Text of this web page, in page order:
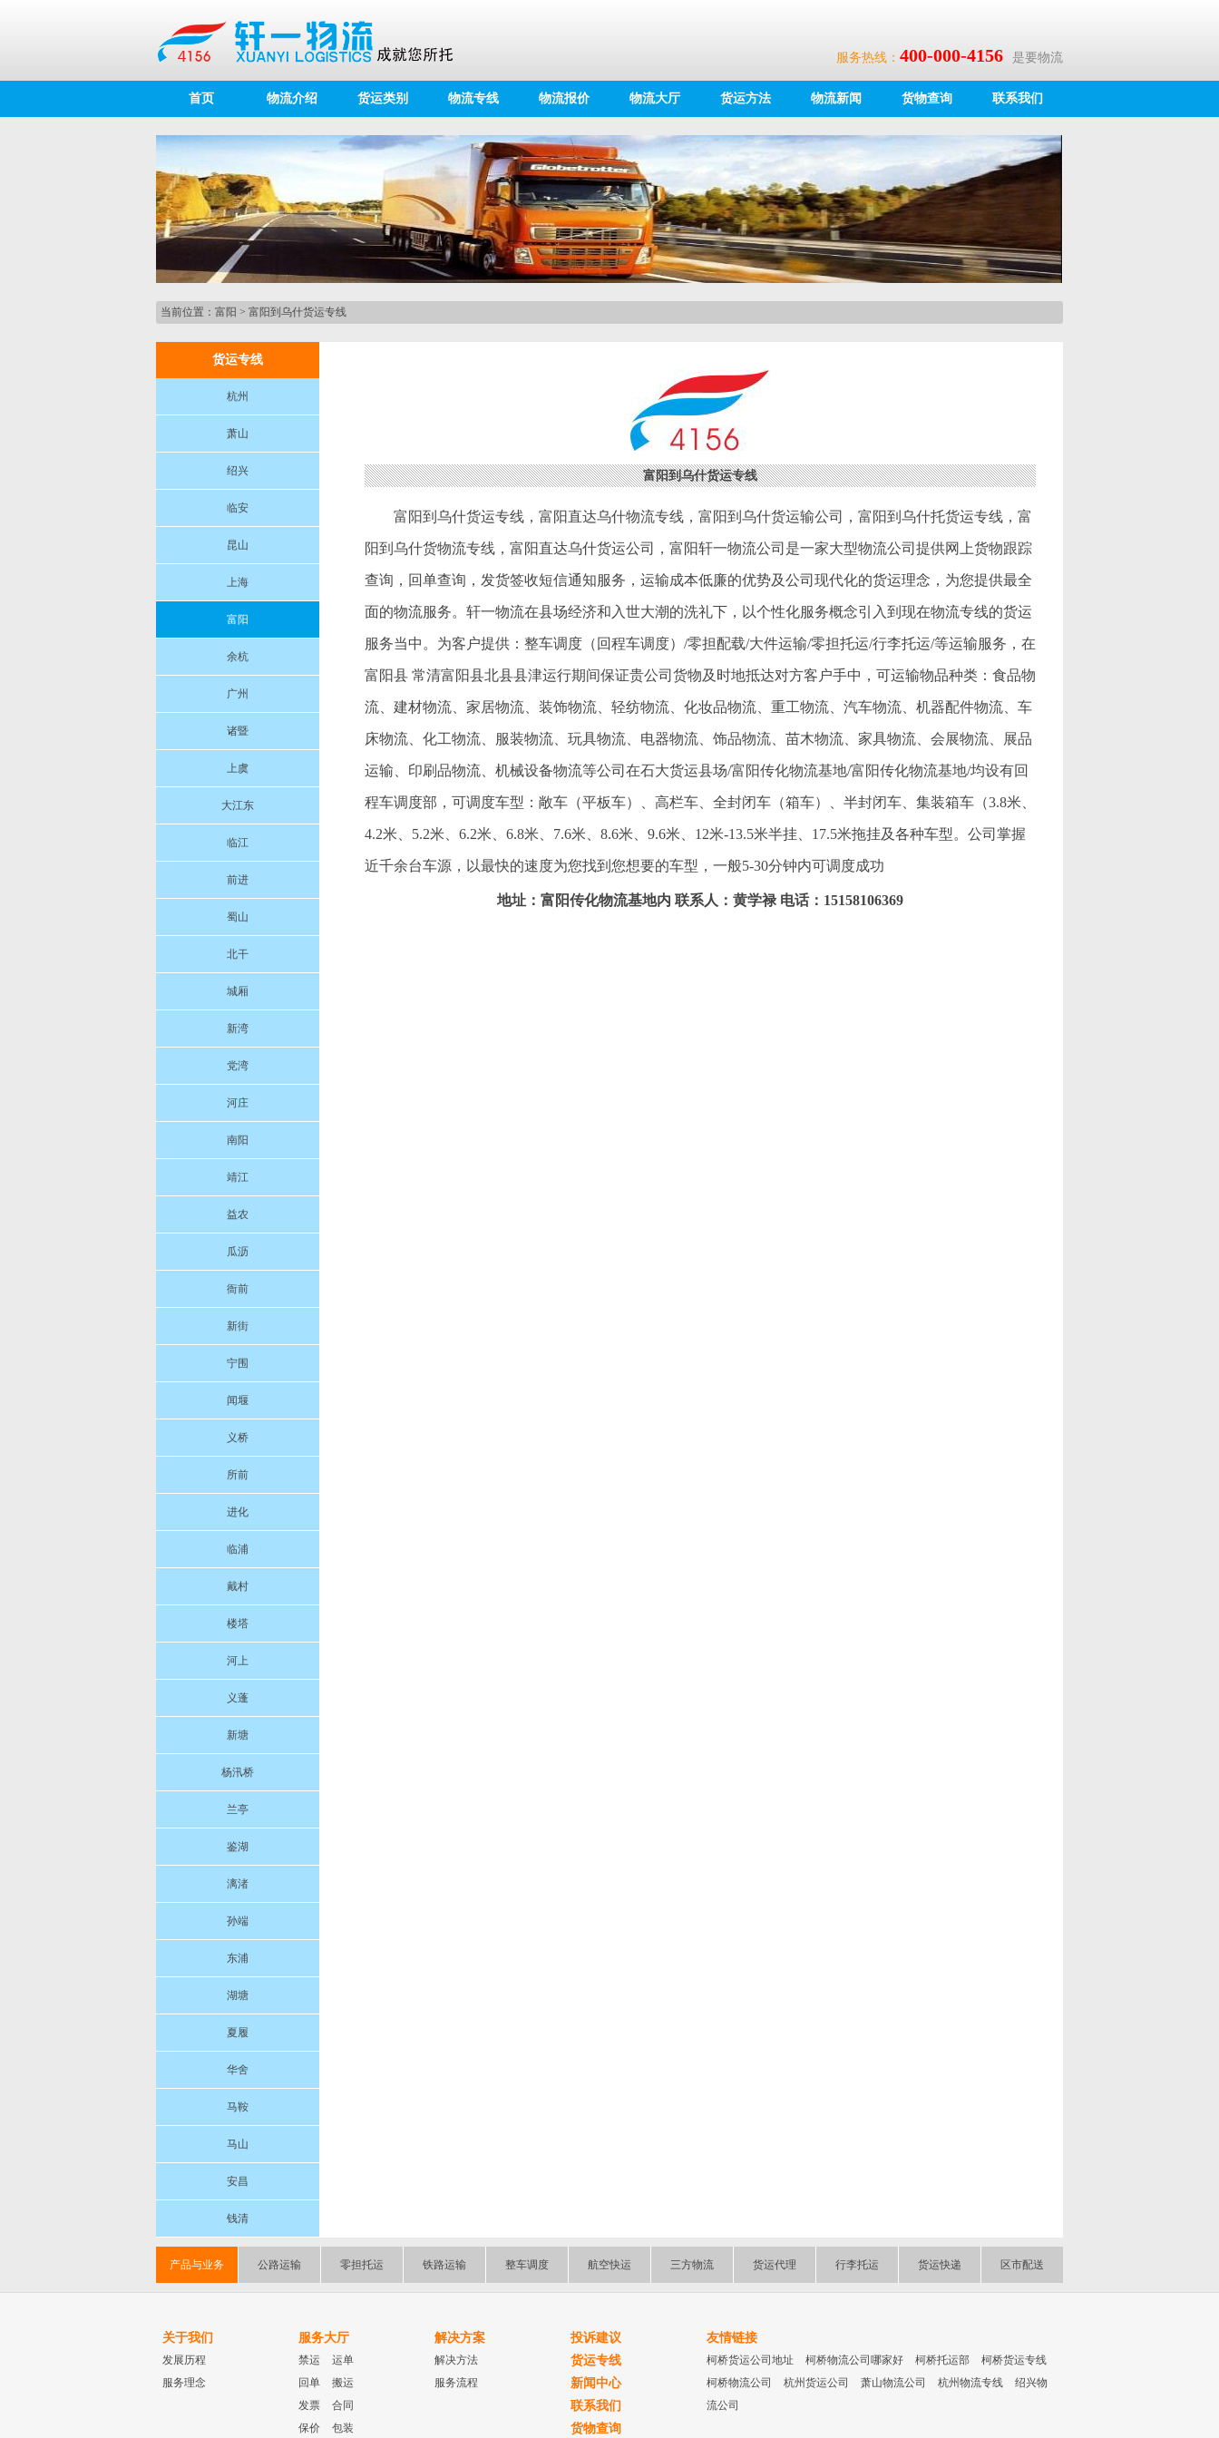
服务热线： 400-000-4156 是要物流
首页 物流介绍 货运类别 物流专线 物流报价 物流大厅 货运方法 物流新闻 货物查询 联系我们
当前位置： 富阳 > 富阳到乌什货运专线
货运专线
杭州
萧山
绍兴
临安
昆山
上海
富阳
余杭
广州
诸暨
上虞
大江东
临江
前进
蜀山
北干
城厢
新湾
党湾
河庄
南阳
靖江
益农
瓜沥
衙前
新街
宁围
闻堰
义桥
所前
进化
临浦
戴村
楼塔
河上
义蓬
新塘
杨汛桥
兰亭
鉴湖
漓渚
孙端
东浦
湖塘
夏履
华舍
马鞍
马山
安昌
钱清
富阳到乌什货运专线
富阳到乌什货运专线 ， 富阳直达乌什物流专线 ， 富阳到乌什货运输公司 ， 富阳到乌什托货运专线 ， 富
阳到乌什货物流专线 ，富阳直达乌什货运公司，富阳轩一物流公司是一家大型物流公司提供网上货物跟踪
查询，回单查询，发货签收短信通知服务，运输成本低廉的优势及公司现代化的货运理念，为您提供最全
面的物流服务。轩一物流在县场经济和入世大潮的洗礼下，以个性化服务概念引入到现在物流专线的货运
服务当中。为客户提供：整车调度（回程车调度）/零担配载/大件运输/零担托运/行李托运/等运输服务，在
富阳县 常清富阳县北县县津运行期间保证贵公司货物及时地抵达对方客户手中，可运输物品种类：食品物
流、建材物流、家居物流、装饰物流、轻纺物流、化妆品物流、重工物流、汽车物流、机器配件物流、车
床物流、化工物流、服装物流、玩具物流、电器物流、饰品物流、苗木物流、家具物流、会展物流、展品
运输、印刷品物流、机械设备物流等公司在石大货运县场/富阳传化物流基地/富阳传化物流基地/均设有回
程车调度部，可调度车型：敞车（平板车）、高栏车、全封闭车（箱车）、半封闭车、集装箱车（3.8米、
4.2米、5.2米、6.2米、6.8米、7.6米、8.6米、9.6米、12米-13.5米半挂、17.5米拖挂及各种车型。公司掌握
近千余台车源，以最快的速度为您找到您想要的车型，一般5-30分钟内可调度成功
地址：富阳传化物流基地内 联系人：黄学禄 电话：15158106369
产品与业务 公路运输 零担托运 铁路运输 整车调度 航空快运 三方物流 货运代理 行李托运 货运快递 区市配送
关于我们
发展历程
服务理念
服务大厅
禁运
运单
回单
搬运
发票
合同
保价
包装
解决方案
解决方法
服务流程
投诉建议
货运专线
新闻中心
联系我们
货物查询
友情链接
柯桥货运公司地址 柯桥物流公司哪家好 柯桥托运部
柯桥货运专线
柯桥物流公司
杭州货运公司 萧山物流公司 杭州物流专线
绍兴物
流公司